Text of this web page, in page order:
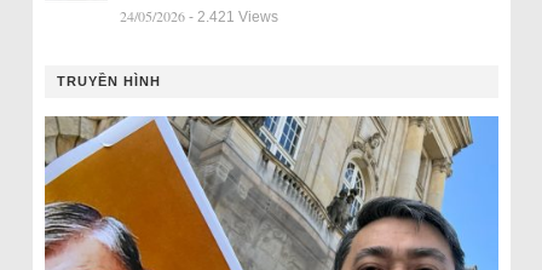
24/05/2026 - 2.421 Views
TRUYỀN HÌNH